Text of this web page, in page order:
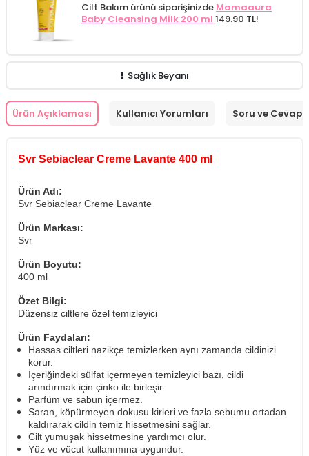
Cilt Bakım ürünü siparişinizde Mamaaura
Baby Cleansing Milk 200 ml 149.90 TL!
Sağlık Beyanı
Ürün Açıklaması Kullanıcı Yorumları Soru ve Cevap
Svr Sebiaclear Creme Lavante 400 ml
Ürün Adı:
Svr Sebiaclear Creme Lavante
Ürün Markası:
Svr
Ürün Boyutu:
400 ml
Özet Bilgi:
Düzensiz ciltlere özel temizleyici
Ürün Faydaları:
Hassas ciltleri nazikçe temizlerken aynı zamanda cildinizi
korur.
İçeriğindeki sülfat içermeyen temizleyici bazı, cildi
arındırmak için çinko ile birleşir.
Parfüm ve sabun içermez.
Saran, köpürmeyen dokusu kirleri ve fazla sebumu ortadan
kaldırarak cildin temiz hissetmesini sağlar.
Cilt yumuşak hissetmesine yardımcı olur.
Yüz ve vücut kullanımına uygundur.